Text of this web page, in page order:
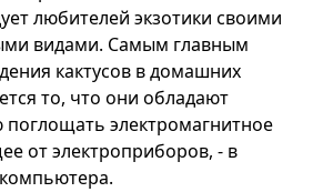
любителей экзотики своими
видами. Самым главным
кактусов в домашних
то, что они обладают
электромагнитное
от электроприборов, - в